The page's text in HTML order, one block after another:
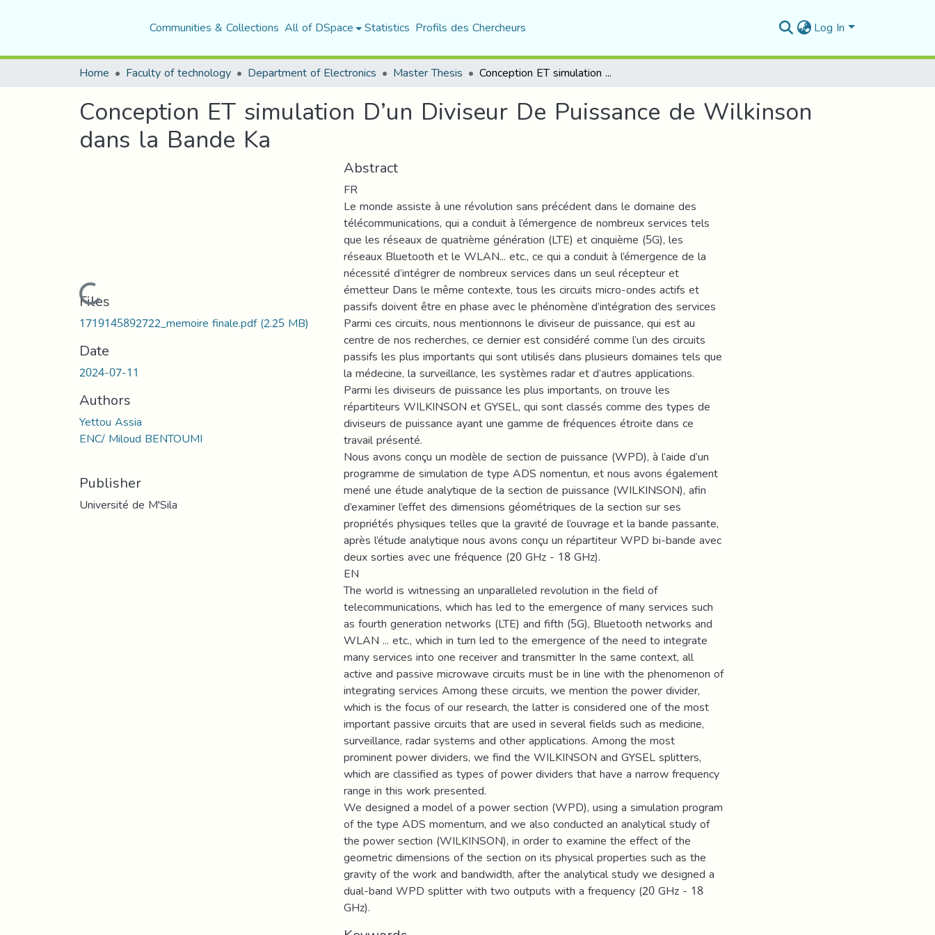
Communities & Collections All of DSpace Statistics Profils des Chercheurs Log In
Home Faculty of technology Department of Electronics Master Thesis Conception ET simulation D’un Diviseur De Puissance de Wilkinson dans la Bande Ka
Conception ET simulation D’un Diviseur De Puissance de Wilkinson
dans la Bande Ka
Loading...
Files
1719145892722_memoire finale.pdf(2.25 MB)
Date
2024-07-11
Authors
Yettou Assia
ENC/ Miloud BENTOUMI
Publisher
Université de M'Sila
Abstract
FR
Le monde assiste à une révolution sans précédent dans le domaine des
télécommunications, qui a conduit à l’émergence de nombreux services tels
que les réseaux de quatrième génération (LTE) et cinquième (5G), les
réseaux Bluetooth et le WLAN... etc., ce qui a conduit à l’émergence de la
nécessité d’intégrer de nombreux services dans un seul récepteur et
émetteur Dans le même contexte, tous les circuits micro-ondes actifs et
passifs doivent être en phase avec le phénomène d’intégration des services
Parmi ces circuits, nous mentionnons le diviseur de puissance, qui est au
centre de nos recherches, ce dernier est considéré comme l’un des circuits
passifs les plus importants qui sont utilisés dans plusieurs domaines tels que
la médecine, la surveillance, les systèmes radar et d’autres applications.
Parmi les diviseurs de puissance les plus importants, on trouve les
répartiteurs WILKINSON et GYSEL, qui sont classés comme des types de
diviseurs de puissance ayant une gamme de fréquences étroite dans ce
travail présenté.
Nous avons conçu un modèle de section de puissance (WPD), à l’aide d’un
programme de simulation de type ADS nomentun, et nous avons également
mené une étude analytique de la section de puissance (WILKINSON), afin
d’examiner l’effet des dimensions géométriques de la section sur ses
propriétés physiques telles que la gravité de l’ouvrage et la bande passante,
après l’étude analytique nous avons conçu un répartiteur WPD bi-bande avec
deux sorties avec une fréquence (20 GHz - 18 GHz).
EN
The world is witnessing an unparalleled revolution in the field of
telecommunications, which has led to the emergence of many services such
as fourth generation networks (LTE) and fifth (5G), Bluetooth networks and
WLAN ... etc., which in turn led to the emergence of the need to integrate
many services into one receiver and transmitter In the same context, all
active and passive microwave circuits must be in line with the phenomenon of
integrating services Among these circuits, we mention the power divider,
which is the focus of our research, the latter is considered one of the most
important passive circuits that are used in several fields such as medicine,
surveillance, radar systems and other applications. Among the most
prominent power dividers, we find the WILKINSON and GYSEL splitters,
which are classified as types of power dividers that have a narrow frequency
range in this work presented.
We designed a model of a power section (WPD), using a simulation program
of the type ADS momentum, and we also conducted an analytical study of
the power section (WILKINSON), in order to examine the effect of the
geometric dimensions of the section on its physical properties such as the
gravity of the work and bandwidth, after the analytical study we designed a
dual-band WPD splitter with two outputs with a frequency (20 GHz - 18
GHz).